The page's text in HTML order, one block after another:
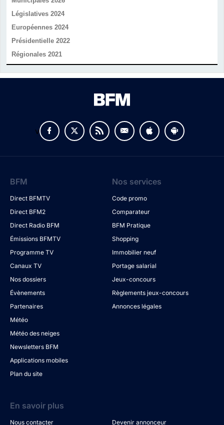
Législatives 2024
Européennes 2024
Présidentielle 2022
Régionales 2021
v
BFM
Direct BFMTV
Direct BFM2
Direct Radio BFM
Émissions BFMTV
Programme TV
Canaux TV
Nos dossiers
Évènements
Partenaires
Météo
Météo des neiges
Newsletters BFM
Applications mobiles
Plan du site
Nos services
Code promo
Comparateur
BFM Pratique
Shopping
Immobilier neuf
Portage salarial
Jeux-concours
Règlements jeux-concours
Annonces légales
En savoir plus
Nous contacter
Devenir annonceur